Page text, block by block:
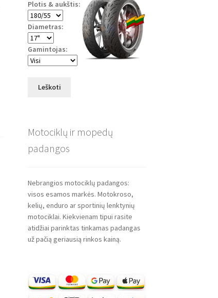
Plotis & aukštis:
Diametras:
Gamintojas:
Leškoti
Motociklų ir mopedų
padangos
Nebrangios motociklų padangos:
visos esamos markės. Motokroso,
kelių, enduro ar sportinių lenktynių
motociklai. Kiekvienam tipui rasite
atidžiai parinktas tinkamas padangas
už pačią geriausią rinkos kainą.